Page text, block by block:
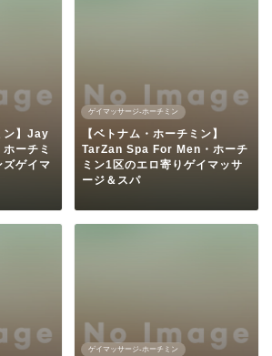
ン】Jay
ーチミ
ズゲイマ
ゲイマッサージ-ホーチミン
【ベトナム・ホーチミン】
TarZan Spa For Men・ホーチ
ミン1区のエロ寄りゲイマッサ
ージ＆スパ
ゲイマッサージ-ホーチミン